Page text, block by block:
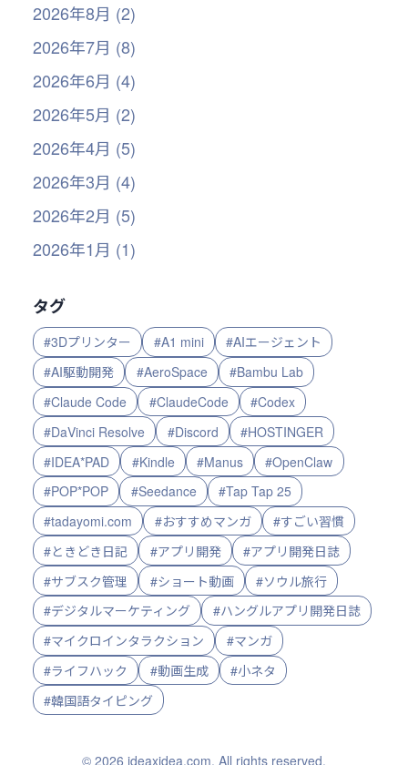
2026年8月 (2)
2026年7月 (8)
2026年6月 (4)
2026年5月 (2)
2026年4月 (5)
2026年3月 (4)
2026年2月 (5)
2026年1月 (1)
タグ
#3Dプリンター #A1 mini
#AIエージェント
#AI駆動開発
#AeroSpace
#Bambu Lab
#Claude Code
#ClaudeCode
#Codex
#DaVinci Resolve
#Discord
#HOSTINGER
#IDEA*PAD
#Kindle #Manus
#OpenClaw
#POP*POP
#Seedance
#Tap Tap 25
#tadayomi.com
#おすすめマンガ
#すごい習慣
#ときどき日記
#アプリ開発
#アプリ開発日誌
#サブスク管理
#ショート動画
#ソウル旅行
#デジタルマーケティング
#ハングルアプリ開発日誌
#マイクロインタラクション
#マンガ
#ライフハック
#動画生成
#小ネタ
#韓国語タイピング
© 2026 ideaxidea.com. All rights reserved.